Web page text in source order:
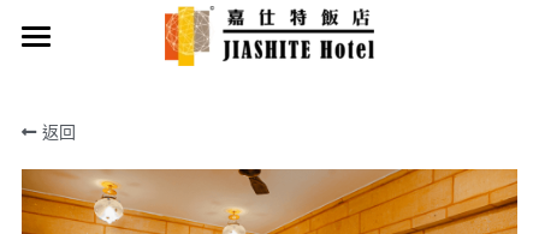
最新優惠
客房類型
返回